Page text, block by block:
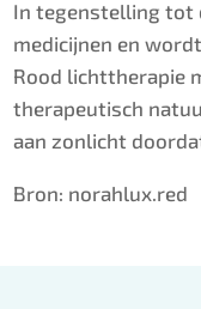
In tegenstelling tot
medicijnen en
Rood lichttherapie
therapeutisch
aan zonlicht
Bron: norahlux.red